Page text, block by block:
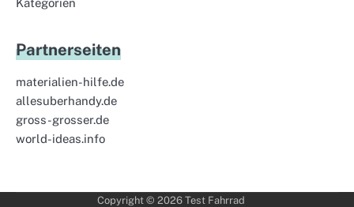
Kategorien
Partnerseiten
materialien-hilfe.de
allesuberhandy.de
gross-grosser.de
world-ideas.info
Copyright © 2026 Test Fahrrad